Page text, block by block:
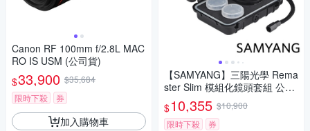
Canon RF 100mm f/2.8L MAC
RO IS USM (公司貨)
$33,900 $35,684
限時下殺
券
加入購物車
【SAMYANG】三陽光學 Rema
ster Slim 模組化鏡頭套組 公司
貨
$10,355 $10,900
限時下殺
券